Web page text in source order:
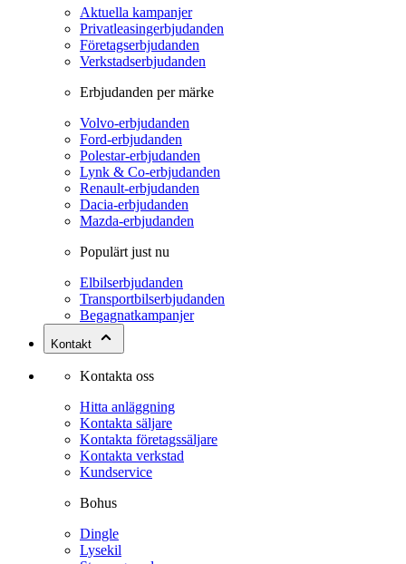
Aktuella kampanjer
Privatleasingerbjudanden
Företagserbjudanden
Verkstadserbjudanden
Erbjudanden per märke
Volvo-erbjudanden
Ford-erbjudanden
Polestar-erbjudanden
Lynk & Co-erbjudanden
Renault-erbjudanden
Dacia-erbjudanden
Mazda-erbjudanden
Populärt just nu
Elbilserbjudanden
Transportbilserbjudanden
Begagnatkampanjer
Kontakt
Kontakta oss
Hitta anläggning
Kontakta säljare
Kontakta företagssäljare
Kontakta verkstad
Kundservice
Bohus
Dingle
Lysekil